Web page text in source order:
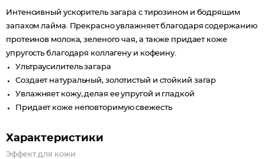
Интенсивный ускоритель загара с тирозином и бодрящим
запахом лайма. Прекрасно увлажняет благодаря содержанию
протеинов молока, зеленого чая, а также придает коже
упругость благодаря коллагену и кофеину.
Ультраусилитель загара
Создает натуральный, золотистый и стойкий загар
Увлажняет кожу, делая ее упругой и гладкой
Придает коже неповторимую свежесть
Характеристики
Эффект для кожи